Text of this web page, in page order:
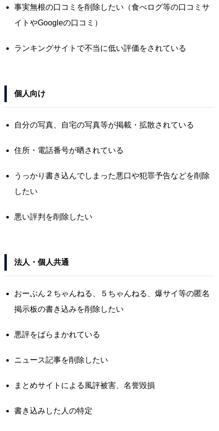
事実無根の口コミを削除したい（食べログ等の口コミサ
イトやGoogleの口コミ）
ランキングサイトで不当に低い評価をされている
個人向け
自分の写真、自宅の写真等が掲載・拡散されている
住所・電話番号が晒されている
うっかり書き込んでしまった悪口や犯罪予告などを削除
したい
悪い評判を削除したい
法人・個人共通
おーぷん２ちゃんねる、５ちゃんねる、爆サイ等の匿名
掲示板の書き込みを削除したい
悪評をばらまかれている
ニュース記事を削除したい
まとめサイトによる風評被害、名誉毀損
書き込みした人の特定